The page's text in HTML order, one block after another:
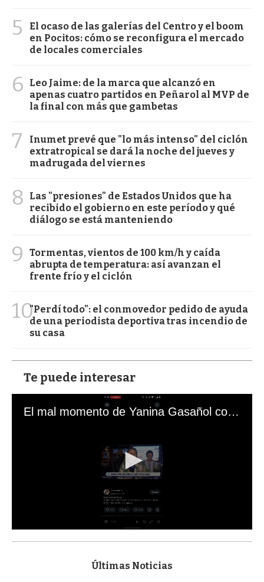
5
El ocaso de las galerías del Centro y el boom
en Pocitos: cómo se reconfigura el mercado
de locales comerciales
6
Leo Jaime: de la marca que alcanzó en
apenas cuatro partidos en Peñarol al MVP de
la final con más que gambetas
7
Inumet prevé que "lo más intenso" del ciclón
extratropical se dará la noche del jueves y
madrugada del viernes
8
Las "presiones" de Estados Unidos que ha
recibido el gobierno en este período y qué
diálogo se está manteniendo
9
Tormentas, vientos de 100 km/h y caída
abrupta de temperatura: así avanzan el
frente frío y el ciclón
10"Perdí todo": el conmovedor pedido de ayuda
de una periodista deportiva tras incendio de
su casa
Te puede interesar
El mal momento de Yanina Gasañol con un hincha argentino en "Subrayado"
s
Últimas Noticias